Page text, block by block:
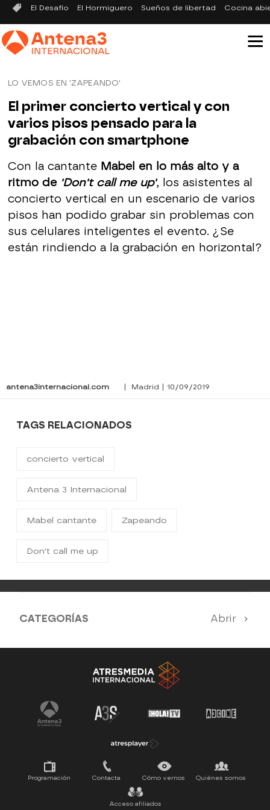
El Desafío El Hormiguero Sueños de libertad Cocina
LO VEMOS EN 'ZAPEANDO'
El primer concierto vertical y con
varios pisos pensado para la
grabación con smartphone
Con la cantanteMabel en lo más alto y a
ritmo de'Don't call me up', los asistentes al
concierto vertical en un escenario de varios
pisos han podido grabar sin problemas con
sus celulares inteligentes el evento. ¿Se
están rindiendo a la grabación en horizontal?
antena3internacional.com | Madrid | 10/09/2019
TAGS RELACIONADOS
concierto vertical
Antena 3 Internacional
Mabel cantante Zapeando
Don't call me up
CATEGORÍAS Abrir
Antena 3 Noticias El Hormiguero
Tu cara me suena Pasapalabra
Programación Contacta Cómo vernos Quiénes somos
Acceso afiliados